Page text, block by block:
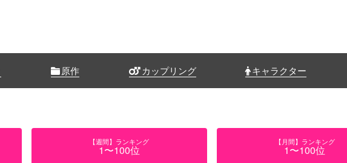
原作 カップリング キャラクター
【週間】ランキング
1〜100位
【月間】ランキング
1〜100位